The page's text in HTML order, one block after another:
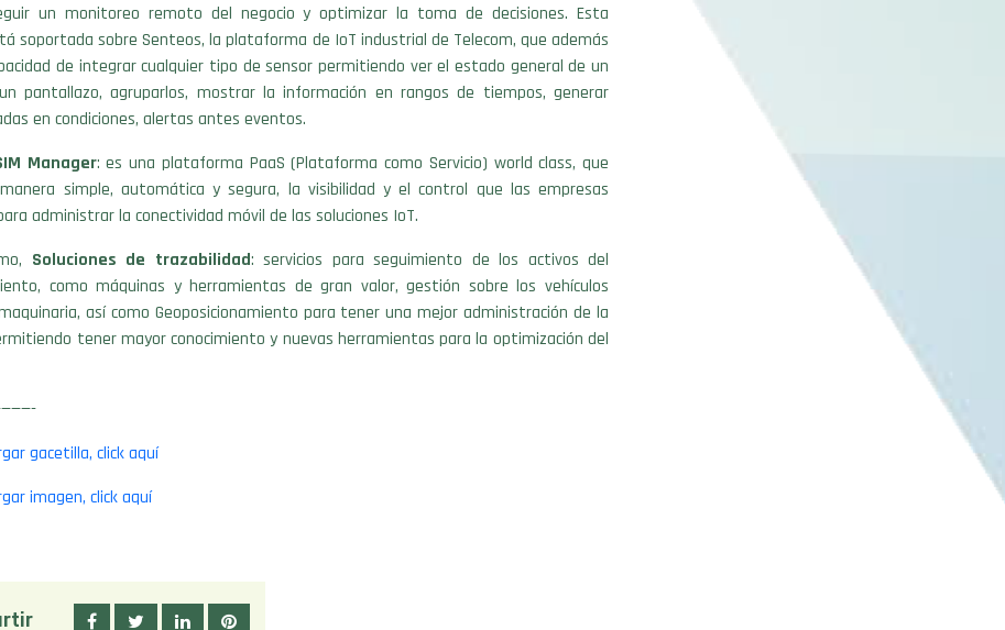
un monitoreo remoto del negocio y optimizar la toma de decisiones. Esta
soportada sobre Senteos, la plataforma de IoT industrial de Telecom, que además
de integrar cualquier tipo de sensor permitiendo ver el estado general de un
pantallazo, agruparlos, mostrar la información en rangos de tiempos, generar
en condiciones, alertas antes eventos.
Manager: es una plataforma PaaS (Plataforma como Servicio) world class, que
simple, automática y segura, la visibilidad y el control que las empresas
administrar la conectividad móvil de las soluciones IoT.
Soluciones de trazabilidad: servicios para seguimiento de los activos del
como máquinas y herramientas de gran valor, gestión sobre los vehículos
así como Geoposicionamiento para tener una mejor administración de la
tener mayor conocimiento y nuevas herramientas para la optimización del
gacetilla, click aquí
imagen, click aquí